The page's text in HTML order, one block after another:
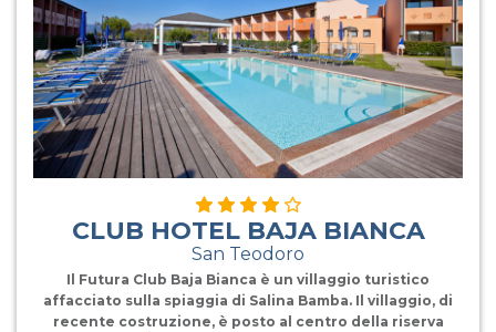
CLUB HOTEL BAJA BIANCA
San Teodoro
Il Futura Club Baja Bianca è un villaggio turistico
affacciato sulla spiaggia di Salina Bamba. Il villaggio, di
recente costruzione, è posto al centro della riserva